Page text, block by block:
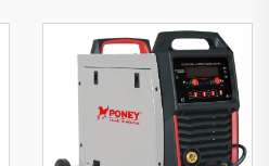
اکسید کربن و جوشکاری
قوس الکتریکی میگ/مگ